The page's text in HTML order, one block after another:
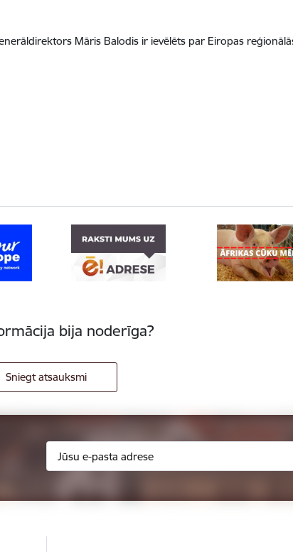
Māris Balodis ir ievēlēts par Eiropas
bija noderīga?
Sniegt atsauksmi